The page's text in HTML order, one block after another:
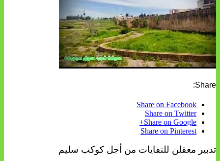
Share:
Share on Facebook
Share on Twitter
Share on Google+
Share on Pinterest
تدبير معقلن للنفايات من أجل كوكب سليم